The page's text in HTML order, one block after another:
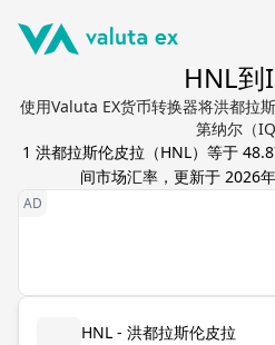
HNL到
使用Valuta EX货币转换器将洪都拉
第纳尔（
1 洪都拉斯伦皮拉 （HNL）等于
间市场汇率，更新于 2026
HNL - 洪都拉斯伦皮拉